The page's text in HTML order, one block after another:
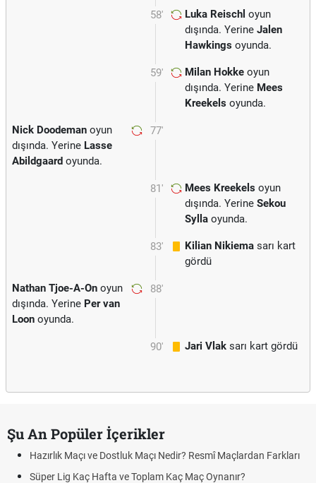
58' Luka Reischl oyun
dışında. Yerine Jalen
Hawkings oyunda.
59' Milan Hokke oyun
dışında. Yerine Mees
Kreekels oyunda.
77'
Nick Doodeman oyun
dışında. Yerine Lasse
Abildgaard oyunda.
81' Mees Kreekels oyun
dışında. Yerine Sekou
Sylla oyunda.
83' Kilian Nikiema sarı kart
gördü
88'
Nathan Tjoe-A-On oyun
dışında. Yerine Per van
Loon oyunda.
90' Jari Vlak sarı kart gördü
Şu An Popüler İçerikler
Hazırlık Maçı ve Dostluk Maçı Nedir? Resmî Maçlardan Farkları
Süper Lig Kaç Hafta ve Toplam Kaç Maç Oynanır?